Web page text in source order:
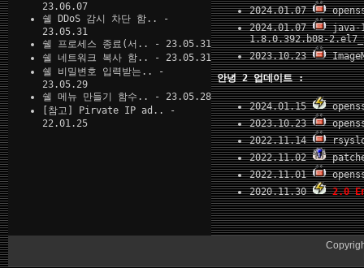
23.06.07
쉘 DDoS 감시 차단 함..
-
23.05.31
쉘 프로세스 종료(서..
- 23.05.31
쉘 네트워크 복사 함..
- 23.05.31
쉘 비밀변호 입력받는..
-
23.05.29
쉘 메뉴 만들기 함수..
- 23.05.28
[참고] Pirvate IP ad..
-
22.01.25
2024.01.07
2024.01.07
java-
1.8.0.392.b08-
2023.10.23
안녕 2 업데이트 :
2024.01.15
2023.10.23
2022.11.14
2022.11.02
2022.11.01
2020.11.30
2.0